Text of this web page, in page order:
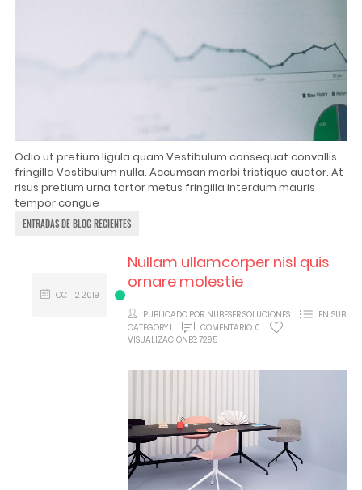
Odio ut pretium ligula quam Vestibulum consequat convallis
fringilla Vestibulum nulla. Accumsan morbi tristique auctor. At
risus pretium urna tortor metus fringilla interdum mauris
tempor congue
ENTRADAS DE BLOG RECIENTES
Nullam ullamcorper nisl quis
ornare molestie
PUBLICADO POR: NUBESER SOLUCIONES EN:SUB
CATEGORY 1
OCT12 2019
COMENTARIO: 0
VISUALIZACIONES:7295